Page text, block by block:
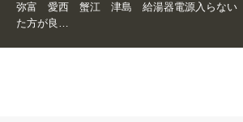
弥富 愛西 蟹江 津島 給湯器電源入らない
た方が良…